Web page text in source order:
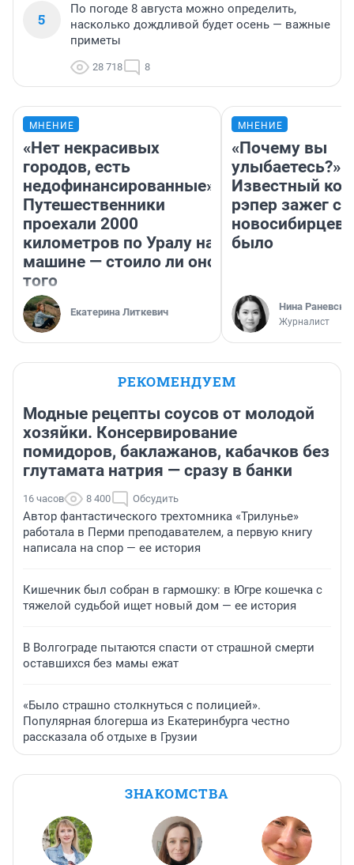
5
По погоде 8 августа можно определить,
насколько дождливой будет осень — важные
приметы
28 718 8
МНЕНИЕ
«Нет некрасивых
городов, есть
недофинансированные».
Путешественники
проехали 2000
километров по Уралу на
машине — стоило ли оно
того
Екатерина Литкевич
МНЕНИЕ
«Почему вы
улыбаетесь?»
Известный
рэпер зажег с
новосибирцев:
было
Нина
Журналист
РЕКОМЕНДУЕМ
Модные рецепты соусов от молодой
хозяйки. Консервирование
помидоров, баклажанов, кабачков без
глутамата натрия — сразу в банки
16 часов 8 400 Обсудить
Автор фантастического трехтомника «Трилунье»
работала в Перми преподавателем, а первую книгу
написала на спор — ее история
Кишечник был собран в гармошку: в Югре кошечка с
тяжелой судьбой ищет новый дом — ее история
В Волгограде пытаются спасти от страшной смерти
оставшихся без мамы ежат
«Было страшно столкнуться с полицией».
Популярная блогерша из Екатеринбурга честно
рассказала об отдыхе в Грузии
ЗНАКОМСТВА